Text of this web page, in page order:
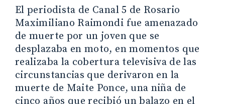
El periodista de Canal 5 de Rosario
Maximiliano Raimondi fue amenazado
de muerte por un joven que se
desplazaba en moto, en momentos que
realizaba la cobertura televisiva de las
circunstancias que derivaron en la
muerte de Maite Ponce, una niña de
cinco años que recibió un balazo en el